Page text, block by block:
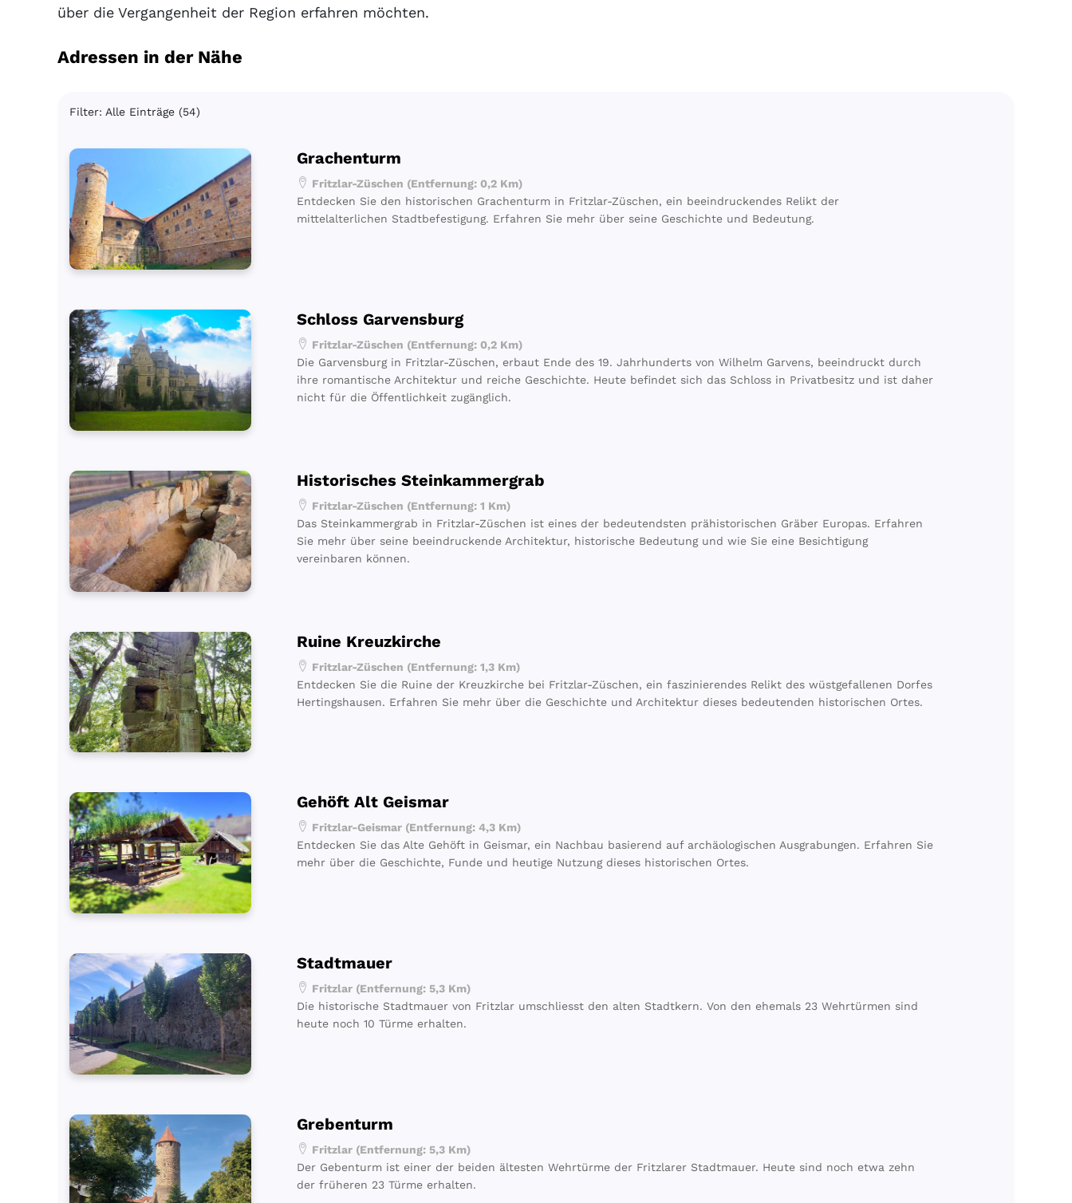
über die Vergangenheit der Region erfahren möchten.
Adressen in der Nähe
Filter: Alle Einträge (54)
Grachenturm
Fritzlar-Züschen (Entfernung: 0,2 Km)
Entdecken Sie den historischen Grachenturm in Fritzlar-Züschen, ein beeindruckendes Relikt der
mittelalterlichen Stadtbefestigung. Erfahren Sie mehr über seine Geschichte und Bedeutung.
Schloss Garvensburg
Fritzlar-Züschen (Entfernung: 0,2 Km)
Die Garvensburg in Fritzlar-Züschen, erbaut Ende des 19. Jahrhunderts von Wilhelm Garvens, beeindruckt durch
ihre romantische Architektur und reiche Geschichte. Heute befindet sich das Schloss in Privatbesitz und ist daher
nicht für die Öffentlichkeit zugänglich.
Historisches Steinkammergrab
Fritzlar-Züschen (Entfernung: 1 Km)
Das Steinkammergrab in Fritzlar-Züschen ist eines der bedeutendsten prähistorischen Gräber Europas. Erfahren
Sie mehr über seine beeindruckende Architektur, historische Bedeutung und wie Sie eine Besichtigung
vereinbaren können.
Ruine Kreuzkirche
Fritzlar-Züschen (Entfernung: 1,3 Km)
Entdecken Sie die Ruine der Kreuzkirche bei Fritzlar-Züschen, ein faszinierendes Relikt des wüstgefallenen Dorfes
Hertingshausen. Erfahren Sie mehr über die Geschichte und Architektur dieses bedeutenden historischen Ortes.
Gehöft Alt Geismar
Fritzlar-Geismar (Entfernung: 4,3 Km)
Entdecken Sie das Alte Gehöft in Geismar, ein Nachbau basierend auf archäologischen Ausgrabungen. Erfahren Sie
mehr über die Geschichte, Funde und heutige Nutzung dieses historischen Ortes.
Stadtmauer
Fritzlar (Entfernung: 5,3 Km)
Die historische Stadtmauer von Fritzlar umschliesst den alten Stadtkern. Von den ehemals 23 Wehrtürmen sind
heute noch 10 Türme erhalten.
Grebenturm
Fritzlar (Entfernung: 5,3 Km)
Der Gebenturm ist einer der beiden ältesten Wehrtürme der Fritzlarer Stadtmauer. Heute sind noch etwa zehn
der früheren 23 Türme erhalten.